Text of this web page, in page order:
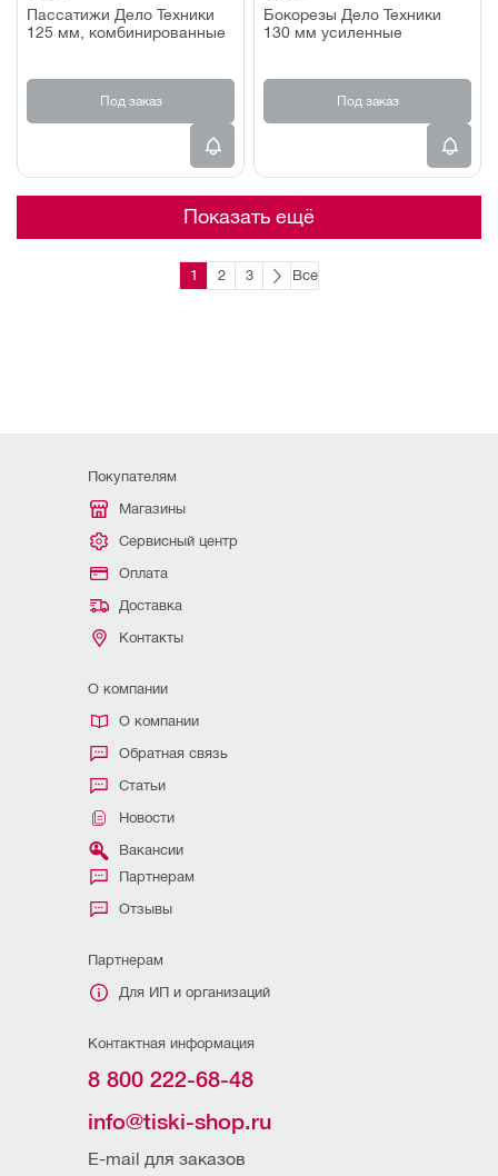
Пассатижи Дело Техники
125 мм, комбинированные
Под заказ
Бокорезы Дело Техники
130 мм усиленные
Под заказ
Показать ещё
1 2 3 Все
Покупателям
Магазины
Сервисный центр
Оплата
Доставка
Контакты
О компании
О компании
Обратная связь
Статьи
Новости
Вакансии
Партнерам
Отзывы
Партнерам
Для ИП и организаций
Контактная информация
8 800 222-68-48
info@tiski-shop.ru
E-mail для заказов